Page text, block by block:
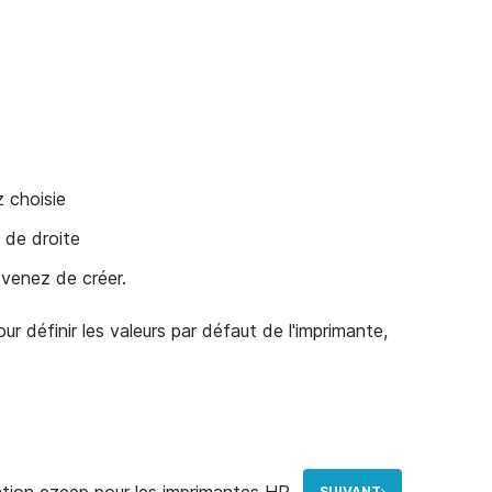
choisie
de droite
de créer.
définir les valeurs par défaut de l'imprimante,